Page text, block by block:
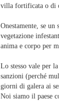
villa fortificata o di
Onestamente, se
vegetazione
anima e corpo per
Lo stesso vale per
sanzioni (perché
giorni di galera ai
Noi siamo il paese